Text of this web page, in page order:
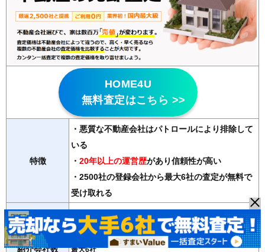
HOME4U
無料査定はこちら >>
特徴
・悪質な不動産会社はパトロールにより排除して
いる
・ 20年以上の運営歴があり信頼性が高い
・2500社の登録会社から最大6社の査定が無料で
受け取れる
対応物件
マンション、戸建て、土地、ビル、アパート、店舗・事務
所
紹介会社数 最大6社